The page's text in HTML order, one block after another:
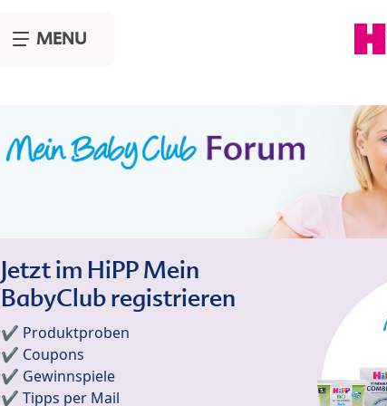
MENU
Jetzt im HiPP Mein
BabyClub registrieren
✔️ Produktproben
✔️ Coupons
✔️ Gewinnspiele
✔️ Tipps per Mail